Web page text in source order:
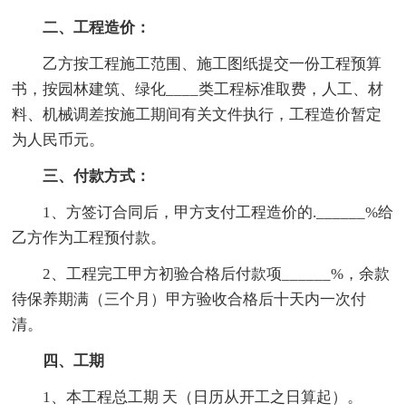
二、工程造价：
乙方按工程施工范围、施工图纸提交一份工程预算
书，按园林建筑、绿化____类工程标准取费，人工、材
料、机械调差按施工期间有关文件执行，工程造价暂定
为人民币元。
三、付款方式 ：
1、方签订合同后，甲方支付工程造价的.______%给
乙方作为工程预付款。
2、工程完工甲方初验合格后付款项______%，余款
待保养期满（三个月）甲方验收合格后十天内一次付
清。
四、工期
1、本工程总工期 天（日历从开工之日算起）。